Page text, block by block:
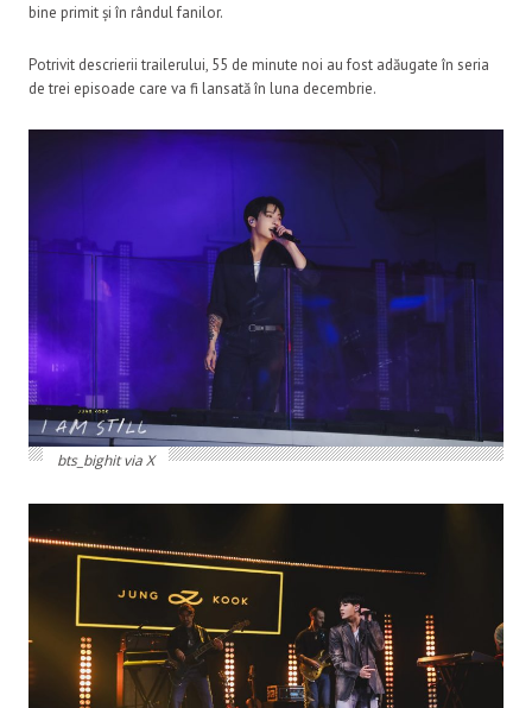
bine primit și în rândul fanilor.
Potrivit descrierii trailerului, 55 de minute noi au fost adăugate în seria
de trei episoade care va fi lansată în luna decembrie.
bts_bighit via X